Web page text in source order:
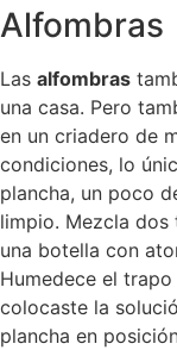
Alfombras
Las alfombras
una casa. Pero
en un criadero de
condiciones, lo
plancha, un poco
limpio. Mezcla dos
una botella con
Humedece el
colocaste la
plancha en